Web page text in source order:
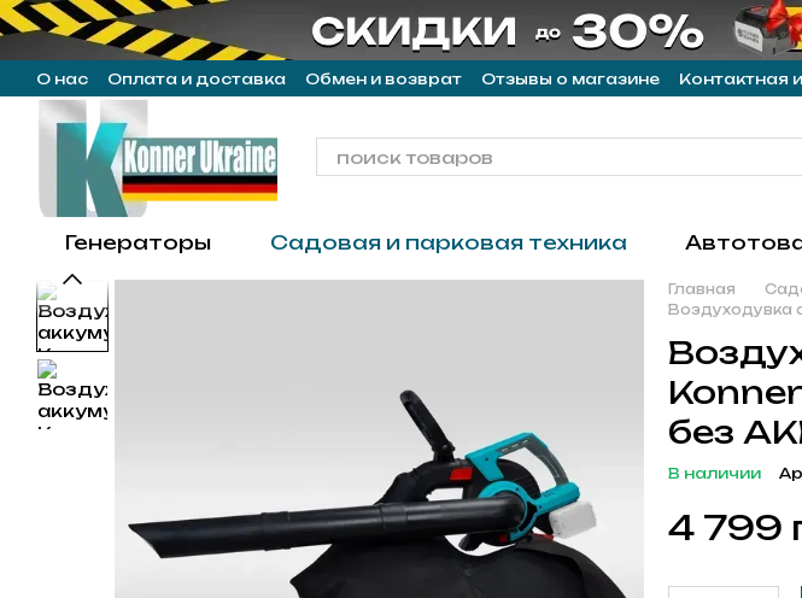
Перейти к основному контенту
О нас Оплата и доставка Обмен и возврат Отзывы о магазине Контактная
Генераторы Садовая и парковая техника
Главная
Воздуходувка
без
В наличии
4 799